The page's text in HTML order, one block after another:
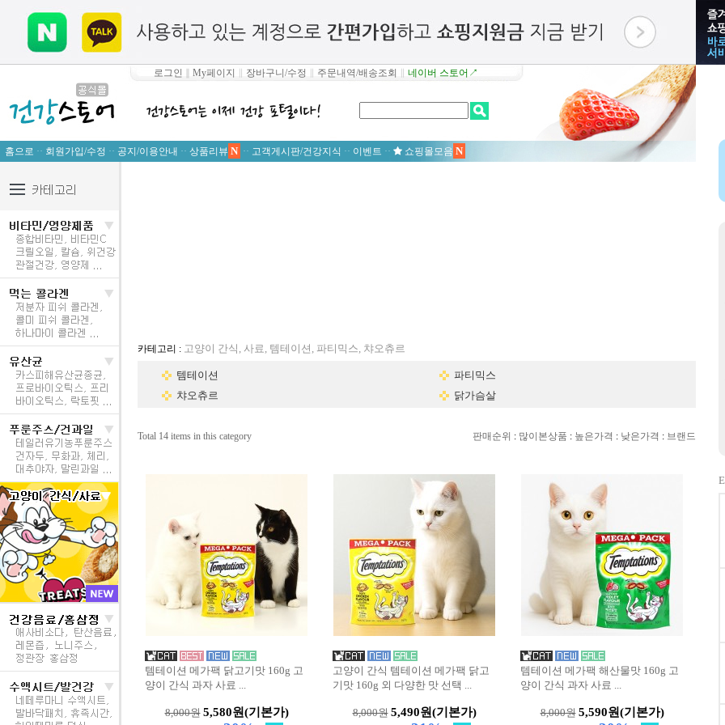
로그인 My페이지 장바구니/수정 주문내역/배송조회 네이버 스토어↗
홈으로 ·· 회원가입/수정 ·· 공지/이용안내 ·· 상품리뷰 N ·· 고객게시판/건강지식 ·· 이벤트 ·· 쇼핑몰모음 N
카테고리 : 고양이 간식, 사료, 템테이션, 파티믹스, 챠오츄르
템테이션
파티믹스
챠오츄르
닭가슴살
Total 14 items in this category 판매순위 : 많이본상품 : 높은가격 : 낮은가격 : 브랜드
템테이션 메가팩 닭고기맛 160g 고
양이 간식 과자 사료 ...
8,000원 5,580원(기본가)
고양이 간식 템테이션 메가팩 닭고
기맛 160g 외 다양한 맛 선택 ...
8,000원 5,490원(기본가)
템테이션 메가팩 해산물맛 160g 고
양이 간식 과자 사료 ...
8,000원 5,590원(기본가)